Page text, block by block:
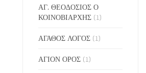
ΑΓ. ΘΕΟΔΟΣΙΟΣ Ο
ΚΟΙΝΟΒΙΑΡΧΗΣ (1)
ΑΓΑΘΟΣ ΛΟΓΟΣ (1)
ΑΓΙΟΝ ΟΡΟΣ (1)